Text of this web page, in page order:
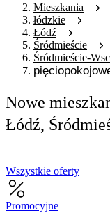
Mieszkania
łódzkie
Łódź
Śródmieście
Śródmieście-
Nowe
Łódź,
Wszystkie oferty
Promocyjne